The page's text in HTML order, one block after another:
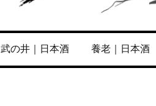
武の井｜日本酒 養老｜日本酒